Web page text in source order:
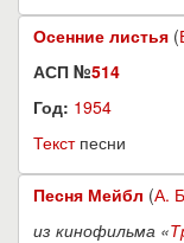
Осенние листья (
АСП №514
Год: 1954
Текстпесни
Песня Мейбл (А.
из кинофильма «